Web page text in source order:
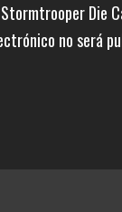
Die
no será